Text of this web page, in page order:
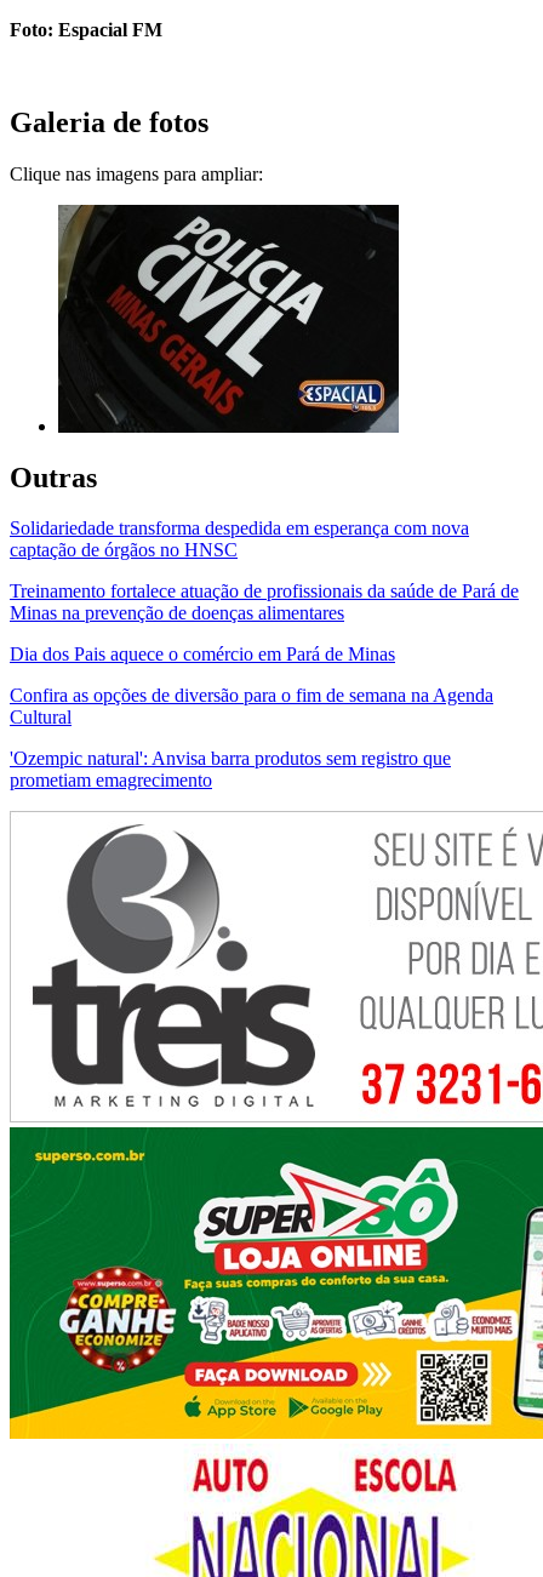
Foto: Espacial FM
Galeria de fotos
Clique nas imagens para ampliar:
Outras
Solidariedade transforma despedida em esperança com nova
captação de órgãos no HNSC
Treinamento fortalece atuação de profissionais da saúde de Pará de
Minas na prevenção de doenças alimentares
Dia dos Pais aquece o comércio em Pará de Minas
Confira as opções de diversão para o fim de semana na Agenda
Cultural
'Ozempic natural': Anvisa barra produtos sem registro que
prometiam emagrecimento